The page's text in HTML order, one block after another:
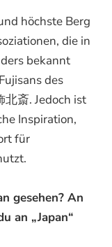
höchste Berg
die in
bekannt
des
斎. Jedoch ist
Inspiration,
für
gesehen? An
an „Japan“